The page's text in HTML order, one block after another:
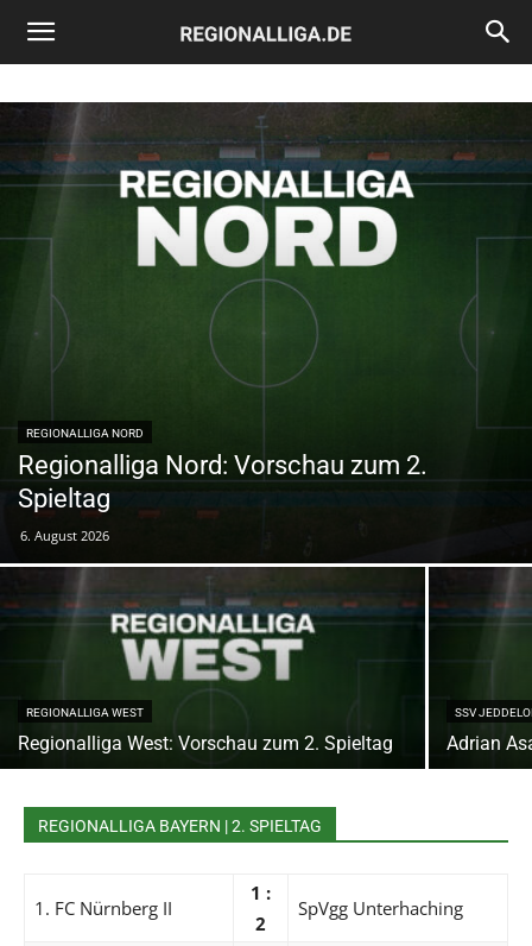
Regionalliga.de
REGIONALLIGA NORD
Regionalliga Nord: Vorschau zum 2.
Spieltag
6. August 2026
REGIONALLIGA WEST
Regionalliga West: Vorschau zum 2. Spieltag
SSV
Adrian
REGIONALLIGA BAYERN | 2. SPIELTAG
1. FC Nürnberg II
1 :
2
SpVgg Unterhaching